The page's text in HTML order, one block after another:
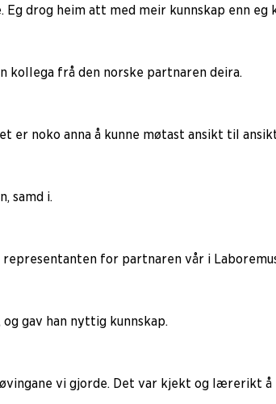
drog heim att med meir kunnskap enn eg
frå den norske partnaren deira.
er noko anna å kunne møtast ansikt til
samd i.
for partnaren vår i
gav han nyttig kunnskap.
vi gjorde. Det var kjekt og